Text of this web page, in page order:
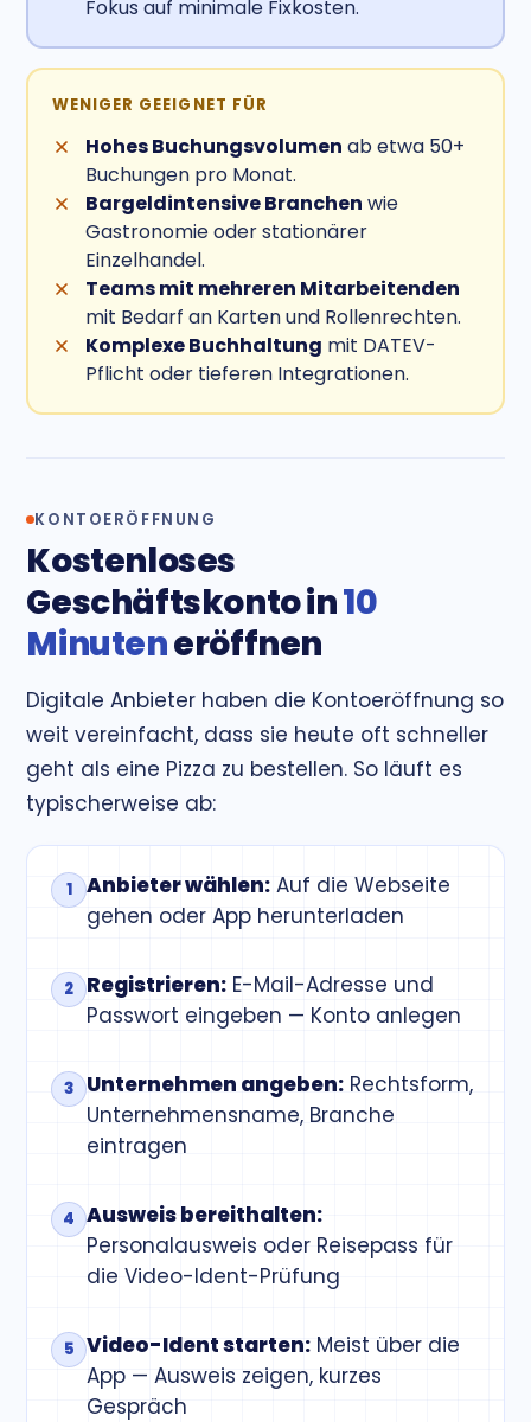
Fokus auf minimale Fixkosten.
WENIGER GEEIGNET FÜR
Hohes Buchungsvolumen ab etwa 50+
Buchungen pro Monat.
Bargeldintensive Branchen wie
Gastronomie oder stationärer
Einzelhandel.
Teams mit mehreren Mitarbeitenden
mit Bedarf an Karten und Rollenrechten.
Komplexe Buchhaltung mit DATEV-
Pflicht oder tieferen Integrationen.
KONTOERÖFFNUNG
Kostenloses
Geschäftskonto in10
Minuteneröffnen
Digitale Anbieter haben die Kontoeröffnung so
weit vereinfacht, dass sie heute oft schneller
geht als eine Pizza zu bestellen. So läuft es
typischerweise ab:
Anbieter wählen: Auf die Webseite
gehen oder App herunterladen
Registrieren: E-Mail-Adresse und
Passwort eingeben — Konto anlegen
Unternehmen angeben: Rechtsform,
Unternehmensname, Branche
eintragen
Ausweis bereithalten:
Personalausweis oder Reisepass für
die Video-Ident-Prüfung
Video-Ident starten: Meist über die
App — Ausweis zeigen, kurzes
Gespräch